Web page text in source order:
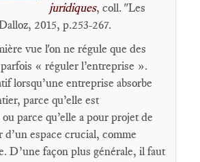
juridiques, coll. "Les
2015, p.253-267.
vue l'on ne régule que des
« réguler l’entreprise ».
lorsqu’une entreprise absorbe
parce qu’elle est
parce qu’elle a pour projet de
espace crucial, comme
D’une façon plus générale, il faut